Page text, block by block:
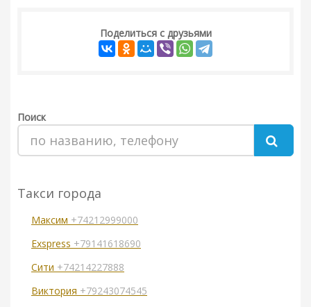
Поделиться с друзьями
Поиск
Такси города
Максим +74212999000
Exspress +79141618690
Сити +74214227888
Виктория +79243074545